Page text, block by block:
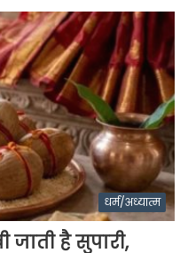
धर्म/अध्यात्म
है सुपारी,